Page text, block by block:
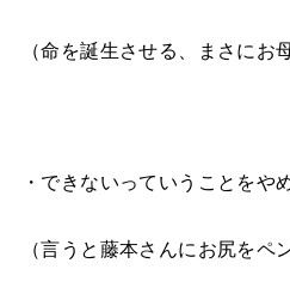
（命を誕生させる、まさにお
・できないっていうことをや
（言うと藤本さんにお尻をペ